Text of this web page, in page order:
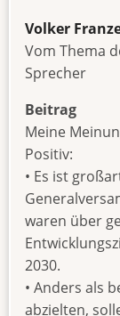
Volker
Vom Thema
Sprecher
Beitrag
Meine
Positiv:
• Es ist
waren über
2030.
• Anders als
abzielten,